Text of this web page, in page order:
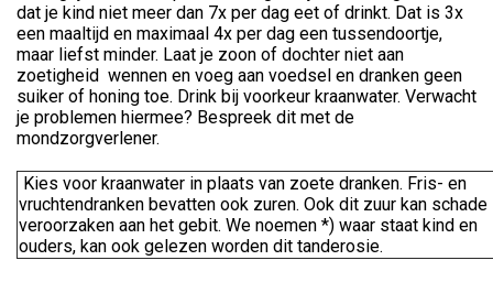
dat je kind niet meer dan 7x per dag eet of drinkt. Dat is 3x
een maaltijd en maximaal 4x per dag een tussendoortje,
maar liefst minder. Laat je zoon of dochter niet aan
zoetigheid wennen en voeg aan voedsel en dranken geen
suiker of honing toe. Drink bij voorkeur kraanwater. Verwacht
je problemen hiermee? Bespreek dit met de
mondzorgverlener.
Kies voor kraanwater in plaats van zoete dranken. Fris- en
vruchtendranken bevatten ook zuren. Ook dit zuur kan schade
veroorzaken aan het gebit. We noemen *) waar staat kind en
ouders, kan ook gelezen worden dit tanderosie.